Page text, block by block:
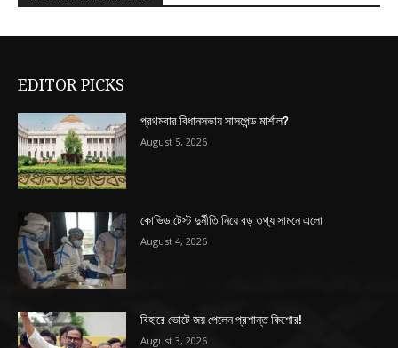
EDITOR PICKS
প্রথমবার বিধানসভায় সাসপেন্ড মার্শাল?
August 5, 2026
কোভিড টেস্ট দুর্নীতি নিয়ে বড় তথ্য সামনে এলো
August 4, 2026
বিহারে ভোটে জয় পেলেন প্রশান্ত কিশোর!
August 3, 2026